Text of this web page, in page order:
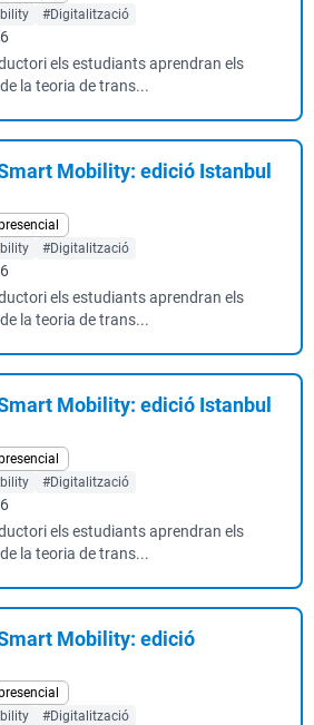
#Digitalització
els estudiants aprendran els
la teoria de trans...
Mobility: edició Istanbul
#Digitalització
els estudiants aprendran els
la teoria de trans...
Mobility: edició Istanbul
#Digitalització
els estudiants aprendran els
la teoria de trans...
Mobility: edició
#Digitalització